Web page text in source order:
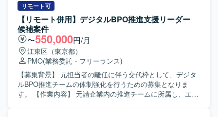
る経験を積むことができます。 【開発環境】 Web系システ
ムを対象とした環境において、LinuxおよびSQLを活用した
システムの要件定義および設計・開発経験を生かしてご対
応いただきます。
す。 ・NotesDBで管理されているグループID情報に対し
て、夜間バッチによるID更新作業を実施いたします。 ・サ
ーバー単位で適用対象となるセキュリティパッチの洗い出
しと、対象サーバーの一覧作成を行います。 ・本稼働した
サーバーのNotesDB登録およびEOSを実施したサーバーの
NotesDB削除対応を行います。 ・サーバーから取得したID
リストとNotesDBの登録内容との整合性チェックを行い、
不整合があった場合の調査および問い合わせ対応を実施い
たします。 【求める人物像】 ・丁寧かつ正確にデータを扱
い、地道な検証作業にも責任感を持って取り組んでいただ
リモート可
【リモート併用】デジタルBPO推進支援リーダー
候補案件
〜550,000円/月
江東区（東京都）
PMO(業務委託・フリーランス)
【募集背景】 元担当者の離任に伴う交代枠として、デジタ
ルBPO推進チームの体制強化を行うための募集となりま
す。 【作業内容】 元請企業内の推進チームに所属し、エン